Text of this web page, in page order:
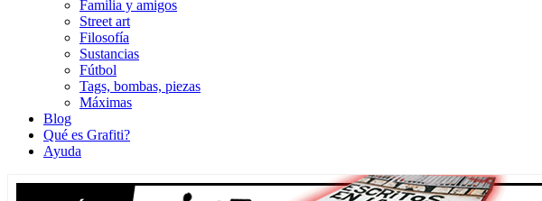
Familia y amigos
Street art
Filosofía
Sustancias
Fútbol
Tags, bombas, piezas
Máximas
Blog
Qué es Grafiti?
Ayuda